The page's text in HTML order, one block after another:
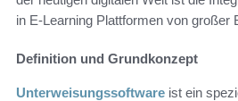
in E-Learning Plattformen von großer
Definition und Grundkonzept
Unterweisungssoftware ist ein